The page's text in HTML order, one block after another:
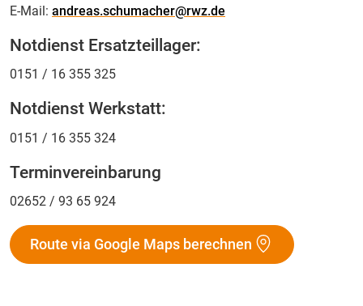
E-Mail: andreas.schumacher@rwz.de
Notdienst Ersatzteillager:
0151 / 16 355 325
Notdienst Werkstatt:
0151 / 16 355 324
Terminvereinbarung
02652 / 93 65 924
Route via Google Maps berechnen